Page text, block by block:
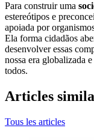
Para construir uma
estereótipos e
apoiada por
Ela forma cidadãos
desenvolver essas
nossa era globalizada
todos.
Articles
Tous les articles